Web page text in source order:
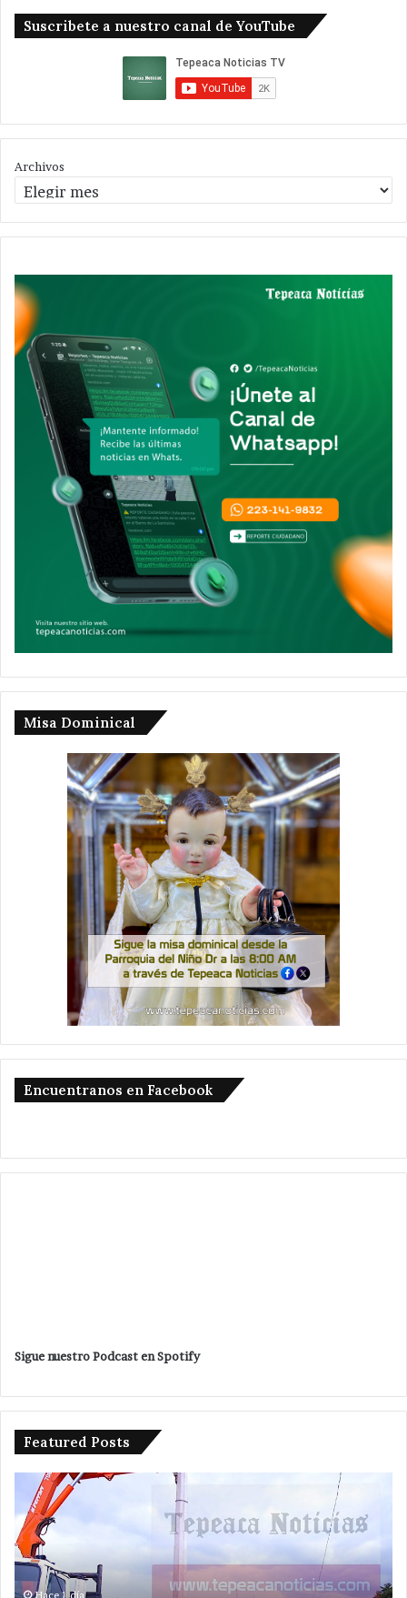
Suscribete a nuestro canal de YouTube
Archivos
Misa Dominical
Encuentranos en Facebook
Sigue nuestro Podcast en Spotify
Featured Posts
Avanza
de
hermanosHace 2 días